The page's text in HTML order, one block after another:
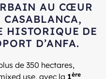
AU CŒUR
HISTORIQUE DE
D’ANFA.
de 350 hectares,
use, avec la 1ère